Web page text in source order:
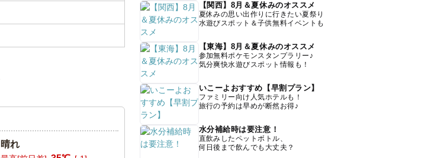
晴れ
【関西】8月＆夏休みのオススメ
夏休みの思い出作りに行きたい夏祭り
水遊びスポット＆子供無料イベントも
【東海】8月＆夏休みのオススメ
参加無料ポケモンスタンプラリー♪
気分爽快水遊びスポット情報も！
いこーよおすすめ【早割プラン】
ファミリー向け人気ホテルも！
旅行の予約は早めが断然お得♪
水分補給時は要注意！
直飲みしたペットボトル、
何日後まで飲んでも大丈夫？